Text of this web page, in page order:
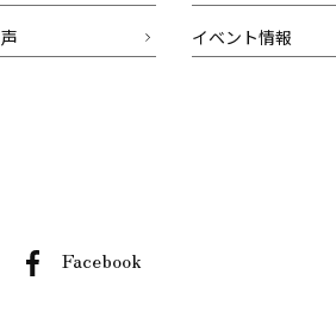
イベント情報
Facebook